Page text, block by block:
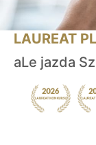
LAUREAT
aLe jazda